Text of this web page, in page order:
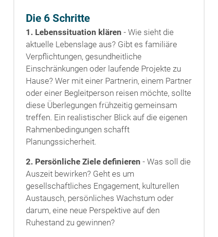
Die 6 Schritte
1. Lebenssituation klären - Wie sieht die
aktuelle Lebenslage aus? Gibt es familiäre
Verpflichtungen, gesundheitliche
Einschränkungen oder laufende Projekte zu
Hause? Wer mit einer Partnerin, einem Partner
oder einer Begleitperson reisen möchte, sollte
diese Überlegungen frühzeitig gemeinsam
treffen. Ein realistischer Blick auf die eigenen
Rahmenbedingungen schafft
Planungssicherheit.
2. Persönliche Ziele definieren - Was soll die
Auszeit bewirken? Geht es um
gesellschaftliches Engagement, kulturellen
Austausch, persönliches Wachstum oder
darum, eine neue Perspektive auf den
Ruhestand zu gewinnen?